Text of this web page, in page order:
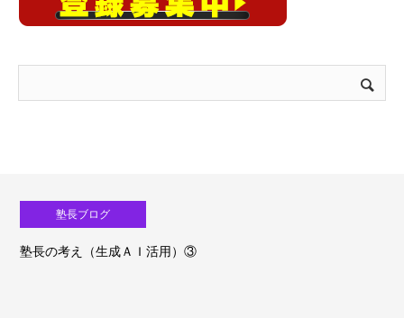
塾長ブログ
塾長の考え（生成ＡＩ活用）③